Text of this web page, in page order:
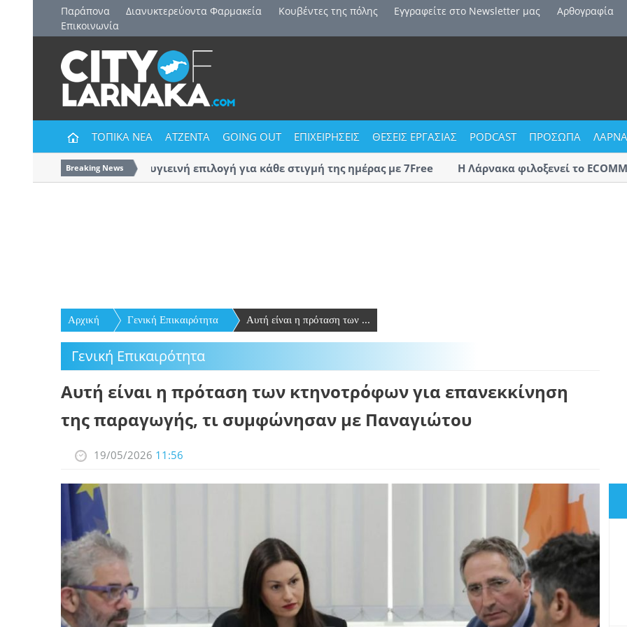
Παράπονα Διανυκτερεύοντα Φαρμακεία Kουβέντες της πόλης Εγγραφείτε στο Newsletter μας Αρθογραφία
Επικοινωνία
ΤΟΠΙΚΑ ΝΕΑ ΑΤΖΕΝΤΑ GOING OUT ΕΠΙΧΕΙΡΗΣΕΙΣ ΘΕΣΕΙΣ ΕΡΓΑΣΙΑΣ PODCAST ΠΡΟΣΩΠΑ
Breaking News
Pianta Cafe: Η υγιεινή επιλογή για κάθε στιγμή της ημέρας με 7Free
Bars
Η Λάρνακα φιλοξενεί το
Tournament Vol. 2 – The Eternals
Αρχική Γενική Επικαιρότητα Αυτή είναι η πρόταση των ...
Γενική Επικαιρότητα
Αυτή είναι η πρόταση των κτηνοτρόφων για επανεκκίνηση
της παραγωγής, τι συμφώνησαν με Παναγιώτου
19/05/2026 11:56